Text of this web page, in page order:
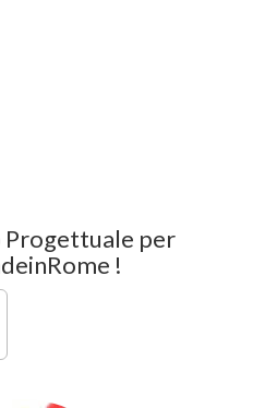
Progettuale per
!